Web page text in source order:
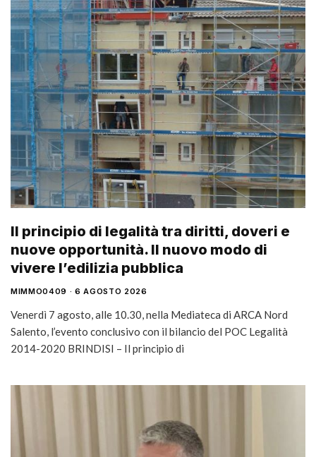
Il principio di legalità tra diritti, doveri e
nuove opportunità. Il nuovo modo di
vivere l’edilizia pubblica
MIMMO0409 6 AGOSTO 2026
Venerdì 7 agosto, alle 10.30, nella Mediateca di ARCA Nord
Salento, l’evento conclusivo con il bilancio del POC Legalità
2014-2020 BRINDISI – Il principio di